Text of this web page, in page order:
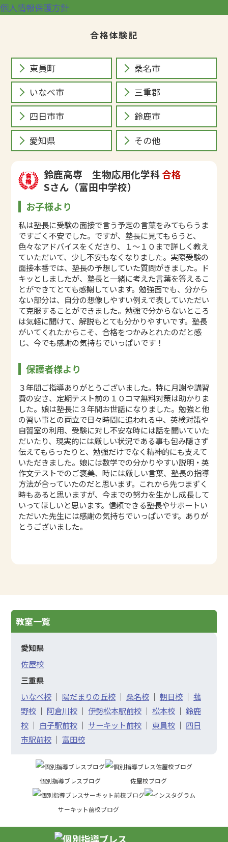
個人情報保護方針
合格体験記
東員町
桑名市
いなべ市
三重郡
四日市市
鈴鹿市
愛知県
その他
鈴鹿高専 生物応用化学科合格
Sさん（富田中学校）
お子様より
私は塾長に受験の面接で言う予定の言葉をみてもらうま
ですごく不安でした。ですが、塾長に見てもらうと、
色々なアドバイスをくださり、１～１０まで詳しく教え
ていただいて、少し不安もなくなりました。実際受験の
面接本番では、塾長の予想していた質問がきました。ド
キッとしましたが、塾長と一緒に考えた言葉を答えるこ
とができてとても感謝しています。勉強面でも、分から
ない部分は、自分の想像しやすい例えで表していただい
て克服することができました。勉強で分からないところ
は気軽に聞けて、解説もとても分かりやすいです。塾長
がいてくれたからこそ、合格をつかみとれたのだと感
じ、今でも感謝の気持ちでいっぱいです！
保護者様より
３年間ご指導ありがとうございました。特に月謝や講習
費の安さ、定期テスト前の１０コマ無料対策は助かりま
した。娘は塾長に３年間お世話になりました。勉強と他
の習い事との両立で日々時間に追われる中、英検対策や
自習室の利用、受験に対し不安な時には話を聞いていた
だいたり、現実的には厳しい状況である事も包み隠さず
伝えてもらったりと、勉強だけでなく精神的にも支えて
いただきました。娘には数学での分かりやすい説明・英
作文テストでのご褒美、時には厳しい言葉、塾長の指導
方法が合っていたのだと思います。これから先つまずく
時もあると思いますが、今までの努力を生かし成長して
いってほしいと思います。信頼できる塾長やサポートい
ただいた先生には感謝の気持ちでいっぱいです。ありが
とうございました。
教室一覧
愛知県
佐屋校
三重県
いなべ校｜ 陽だまりの丘校｜ 桑名校｜ 朝日校｜ 菰
野校｜ 阿倉川校｜ 伊勢松本駅前校｜ 松本校｜ 鈴鹿
校｜ 白子駅前校｜ サーキット前校｜ 東員校｜ 四日
市駅前校｜ 富田校
個別指導ブレスブログ 佐屋校ブログ
サーキット前校ブログ